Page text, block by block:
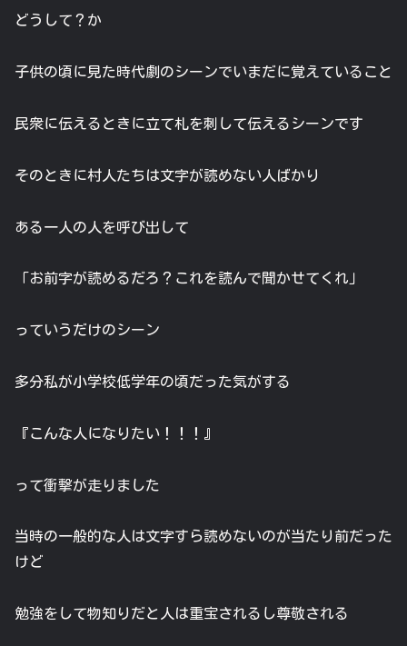
どうして？か
子供の頃に見た時代劇のシーンでいまだに覚えていること
民衆に伝えるときに立て札を刺して伝えるシーンです
そのときに村人たちは文字が読めない人ばかり
ある一人の人を呼び出して
「お前字が読めるだろ？これを読んで聞かせてくれ」
っていうだけのシーン
多分私が小学校低学年の頃だった気がする
『こんな人になりたい！！！』
って衝撃が走りました
当時の一般的な人は文字すら読めないのが当たり前だった
けど
勉強をして物知りだと人は重宝されるし尊敬される